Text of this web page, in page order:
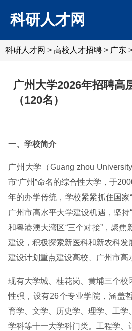
科研人才网
科研人才网 > 高校人才招聘 > 广东
广州大学2026年招聘高
（120名）
一、学校简介
广州大学（Guang zhou
市“广州”命名的综合性大学，于
年的办学传统，学校紧紧抓住国家
广州市高水平大学建设机遇，坚持
和粤港澳大湾区“三个对接”，聚
建设，积极探索新医科和新农科发
建设计划重点建设高校、广州市高
现有大学城、桂花岗、黄埔三个校
性强，设有26个专业学院，涵盖
育学、文学、历史学、理学、工学
学科等十一大学科门类。工程学、